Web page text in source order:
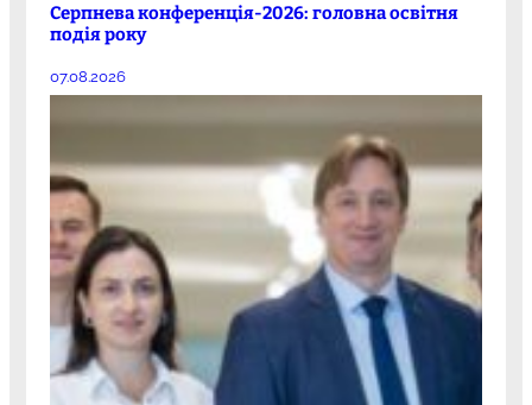
Серпнева конференція-2026: головна освітня
подія року
07.08.2026